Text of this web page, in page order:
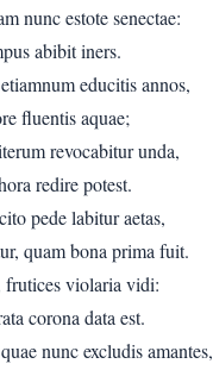
nunc estote senectae:
abibit iners.
educitis annos,
fluentis aquae;
revocabitur unda,
redire potest.
pede labitur aetas,
quam bona prima fuit.
frutices violaria vidi:
corona data est.
nunc excludis amantes,